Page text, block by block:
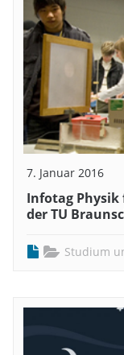
7. Januar 2016
Infotag Physik
der TU
Studium